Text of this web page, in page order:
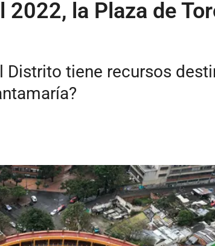
2022, la Plaza de
tiene recursos